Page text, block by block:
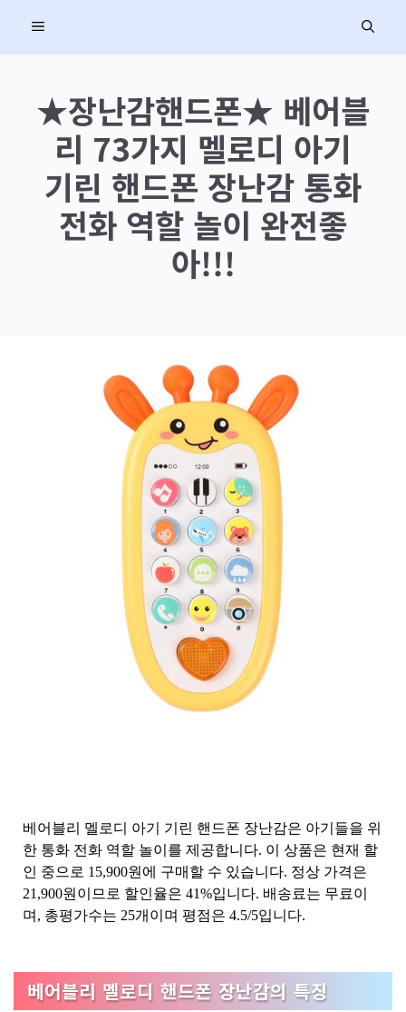
MENU
★장난감핸드폰★ 베어블
리 73가지 멜로디 아기
기린 핸드폰 장난감 통화
전화 역할 놀이 완전좋
아!!!
베어블리 멜로디 아기 기린 핸드폰 장난감은 아기들을 위
한 통화 전화 역할 놀이를 제공합니다. 이 상품은 현재 할
인 중으로 15,900원에 구매할 수 있습니다. 정상 가격은
21,900원이므로 할인율은 41%입니다. 배송료는 무료이
며, 총평가수는 25개이며 평점은 4.5/5입니다.
베어블리 멜로디 핸드폰 장난감의 특징